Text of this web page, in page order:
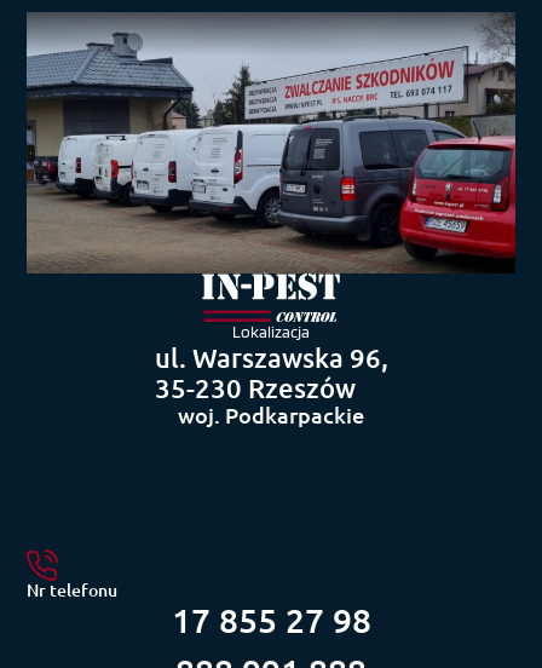
Lokalizacja
ul. Warszawska 96,
35-230 Rzeszów
woj. Podkarpackie
Nr telefonu
17 855 27 98